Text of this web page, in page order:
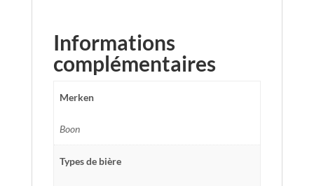
Informations
complémentaires
Merken
Boon
Types de bière